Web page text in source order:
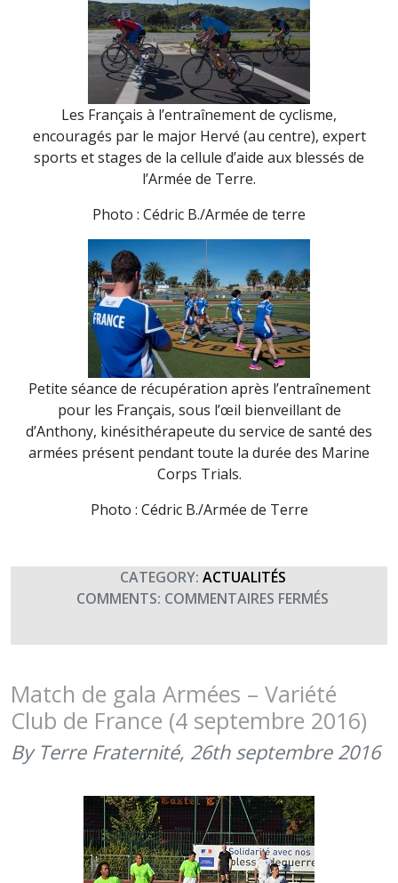
Les Français à l’entraînement de cyclisme,
encouragés par le major Hervé (au centre), expert
sports et stages de la cellule d’aide aux blessés de
l’Armée de Terre.
Photo : Cédric B./Armée de terre
Petite séance de récupération après l’entraînement
pour les Français, sous l’œil bienveillant de
d’Anthony, kinésithérapeute du service de santé des
armées présent pendant toute la durée des Marine
Corps Trials.
Photo : Cédric B./Armée de Terre
CATEGORY: ACTUALITÉS
COMMENTS: COMMENTAIRES FERMÉS
DE
ATHLÈTES
DES
MARINE
CORPS
Match de gala Armées – Variété
Club de France (4 septembre 2016)
By Terre Fraternité, 26th septembre 2016